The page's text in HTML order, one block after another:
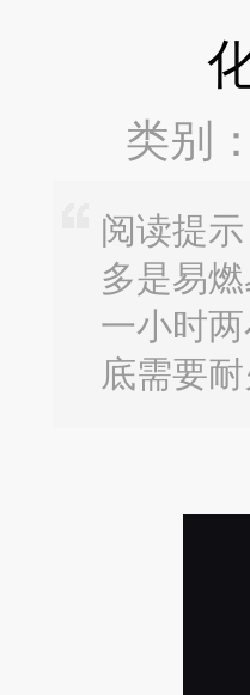
类别
阅读提
多是易
一小时
底需要